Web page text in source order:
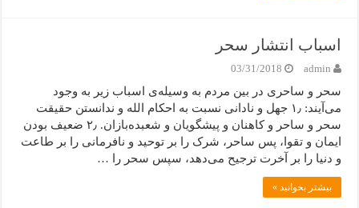
اسباب انتشار سحر
admin
03/31/2018
سحر و ساحری در بین مردم به وسیله‌ی اسباب زیر به وجود
می‌آیند: ۱٫ جهل و نادانی نسبت به احکام الله و ندانستن حقیقت
سحر و ساحر و کاهنان و پیشگویان و شعبده‌بازان. ۲٫ ضعیف بودن
ایمان و تقوا، پس ساحر، شرک را بر توحید و نافرمانی را بر طاعت
و دنیا را بر آخرت ترجیح می‌دهد، سپس سحر را …
بیشتر بخوانید »